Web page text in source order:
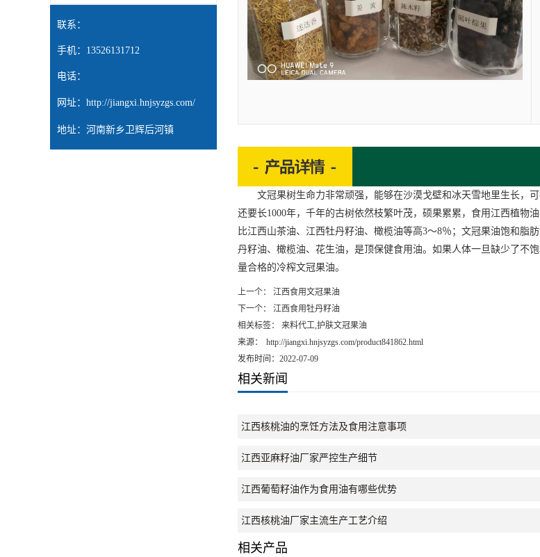
联系：
手机：13526131712
电话：
网址： http://jiangxi.hnjsyzgs.com/
地址：河南新乡卫辉后河镇
文冠果树生命力非常顽强，能够在沙漠戈壁和冰天雪地里生长，可
还要长1000年，千年的古树依然枝繁叶茂，硕果累累，食用江西植物油
比江西山茶油、 江西牡丹籽油、橄榄油等高3～8％；文冠果油饱和脂
丹籽油、橄榄油、花生油，是顶保健食用油。如果人体一旦缺少了不
量合格的冷榨文冠果油。
上一个：
江西食用文冠果油
下一个：
江西食用牡丹籽油
相关标签： 来料代工,护肤文冠果油
来源：
http://jiangxi.hnjsyzgs.com/product841862.html
发布时间：2022-07-09
相关新闻
江西核桃油的烹饪方法及食用注意事项
江西亚麻籽油厂家严控生产细节
江西葡萄籽油作为食用油有哪些优势
江西核桃油厂家主流生产工艺介绍
相关产品